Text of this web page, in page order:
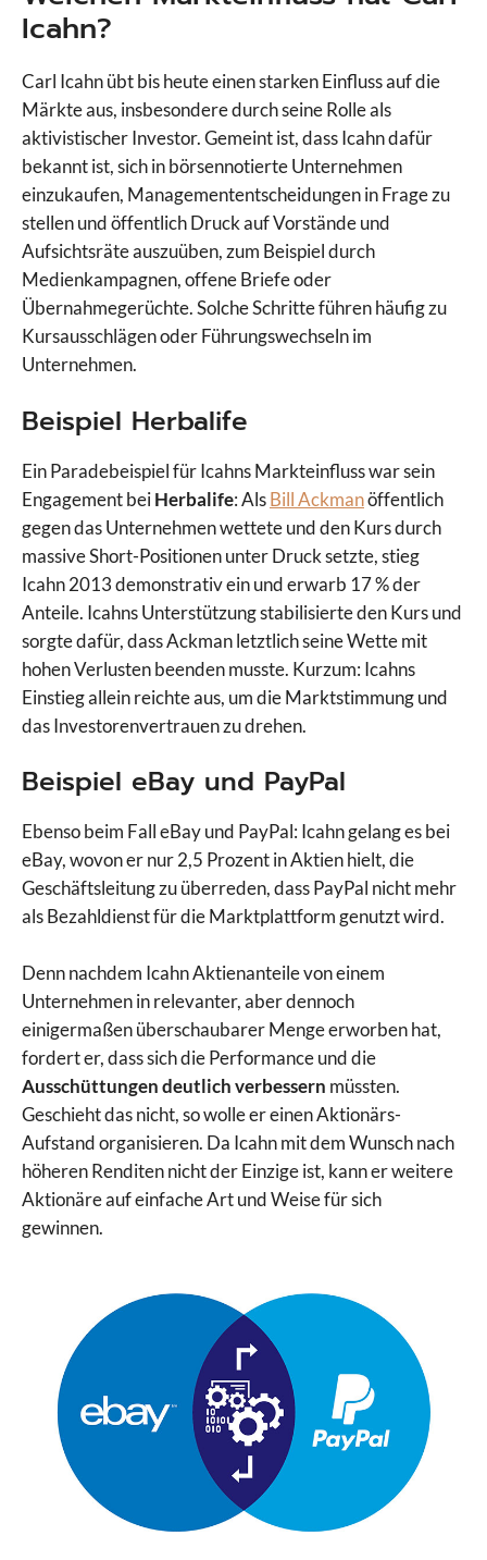
Icahn?
Carl Icahn übt bis heute einen starken Einfluss auf die
Märkte aus, insbesondere durch seine Rolle als
aktivistischer Investor. Gemeint ist, dass Icahn dafür
bekannt ist, sich in börsennotierte Unternehmen
einzukaufen, Managemententscheidungen in Frage zu
stellen und öffentlich Druck auf Vorstände und
Aufsichtsräte auszuüben, zum Beispiel durch
Medienkampagnen, offene Briefe oder
Übernahmegerüchte. Solche Schritte führen häufig zu
Kursausschlägen oder Führungswechseln im
Unternehmen.
Beispiel Herbalife
Ein Paradebeispiel für Icahns Markteinfluss war sein
Engagement beiHerbalife: AlsBill Ackmanöffentlich
gegen das Unternehmen wettete und den Kurs durch
massive Short-Positionen unter Druck setzte, stieg
Icahn 2013 demonstrativ ein und erwarb 17 % der
Anteile. Icahns Unterstützung stabilisierte den Kurs und
sorgte dafür, dass Ackman letztlich seine Wette mit
hohen Verlusten beenden musste. Kurzum: Icahns
Einstieg allein reichte aus, um die Marktstimmung und
das Investorenvertrauen zu drehen.
Beispiel eBay und PayPal
Ebenso beim Fall eBay und PayPal: Icahn gelang es bei
eBay, wovon er nur 2,5 Prozent in Aktien hielt, die
Geschäftsleitung zu überreden, dass PayPal nicht mehr
als Bezahldienst für die Marktplattform genutzt wird.
Denn nachdem Icahn Aktienanteile von einem
Unternehmen in relevanter, aber dennoch
einigermaßen überschaubarer Menge erworben hat,
fordert er, dass sich die Performance und die
Ausschüttungen deutlich verbessern müssten.
Geschieht das nicht, so wolle er einen Aktionärs-
Aufstand organisieren. Da Icahn mit dem Wunsch nach
höheren Renditen nicht der Einzige ist, kann er weitere
Aktionäre auf einfache Art und Weise für sich
gewinnen.